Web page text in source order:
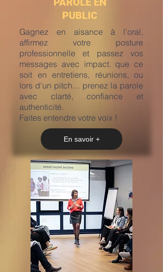
PUBLIC
Gagnez en aisance à l'oral,
affirmez votre posture
professionnelle et passez vos
messages avec impact. que ce
soit en entretiens, réunions, ou
lors d'un pitch… prenez la parole
avec clarté, confiance et
authenticité.
Faites entendre votre voix !
En savoir +